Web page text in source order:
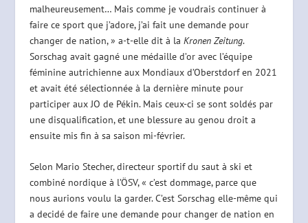
malheureusement… Mais comme je voudrais continuer à
faire ce sport que j’adore, j’ai fait une demande pour
changer de nation, » a-t-elle dit à la Kronen Zeitung.
Sorschag avait gagné une médaille d’or avec l’équipe
féminine autrichienne aux Mondiaux d’Oberstdorf en 2021
et avait été sélectionnée à la dernière minute pour
participer aux JO de Pékin. Mais ceux-ci se sont soldés par
une disqualification, et une blessure au genou droit a
ensuite mis fin à sa saison mi-février.
Selon Mario Stecher, directeur sportif du saut à ski et
combiné nordique à l’ÖSV, « c’est dommage, parce que
nous aurions voulu la garder. C’est Sorschag elle-même qui
a decidé de faire une demande pour changer de nation en